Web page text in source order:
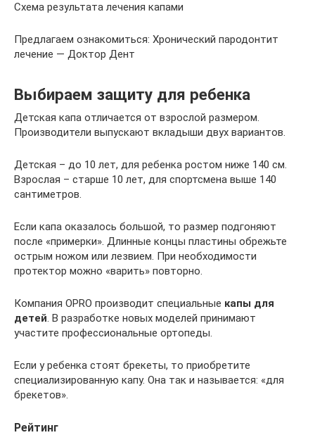
Схема результата лечения капами
Предлагаем ознакомиться: Хронический пародонтит
лечение — Доктор Дент
Выбираем защиту для ребенка
Детская капа отличается от взрослой размером.
Производители выпускают вкладыши двух вариантов.
Детская – до 10 лет, для ребенка ростом ниже 140 см.
Взрослая – старше 10 лет, для спортсмена выше 140
сантиметров.
Если капа оказалось большой, то размер подгоняют
после «примерки». Длинные концы пластины обрежьте
острым ножом или лезвием. При необходимости
протектор можно «варить» повторно.
Компания OPRO производит специальные капы для
детей. В разработке новых моделей принимают
участите профессиональные ортопеды.
Если у ребенка стоят брекеты, то приобретите
специализированную капу. Она так и называется: «для
брекетов».
Рейтинг